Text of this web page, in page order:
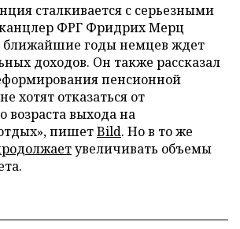
сталкивается с серьезными
ФРГ Фридрих Мерц
ближайшие годы немцев ждет
доходов. Он также рассказал
пенсионной
хотят отказаться от
возраста выхода на
пишетBild. Но в то же
увеличивать объемы